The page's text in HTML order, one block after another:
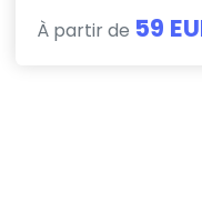
À partir de 59